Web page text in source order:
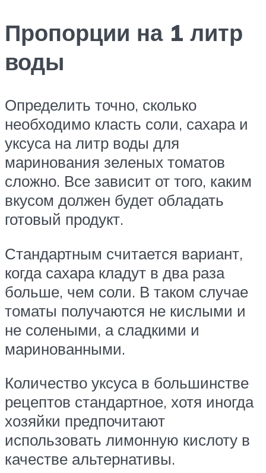
Пропорции на 1 литр
воды
Определить точно, сколько
необходимо класть соли, сахара и
уксуса на литр воды для
маринования зеленых томатов
сложно. Все зависит от того, каким
вкусом должен будет обладать
готовый продукт.
Стандартным считается вариант,
когда сахара кладут в два раза
больше, чем соли. В таком случае
томаты получаются не кислыми и
не солеными, а сладкими и
маринованными.
Количество уксуса в большинстве
рецептов стандартное, хотя иногда
хозяйки предпочитают
использовать лимонную кислоту в
качестве альтернативы.